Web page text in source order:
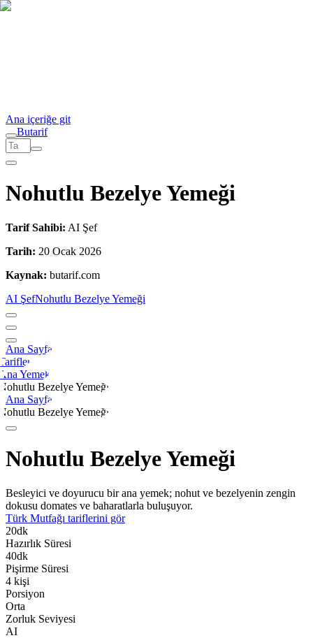
Ana içeriğe git
Butarif
Nohutlu Bezelye Yemeği
Tarif Sahibi: AI Şef
Tarih: 20 Ocak 2026
Kaynak: butarif.com
AI ŞefNohutlu Bezelye Yemeği
Ana Sayfa
Yemek
Bezelye Yemeği
Ana Sayfa
Bezelye Yemeği
Nohutlu Bezelye Yemeği
Besleyici ve doyurucu bir ana yemek; nohut ve bezelyenin zengin
dokusu domates ve baharatlarla buluşuyor.
Türk Mutfağı tariflerini gör
20dk
Hazırlık Süresi
40dk
Pişirme Süresi
4 kişi
Porsiyon
Orta
Zorluk Seviyesi
AI